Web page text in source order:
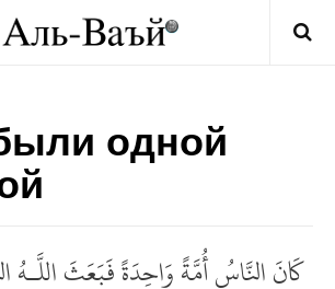
одной
كَانَ النَّاسُ أُمَّةً وَاحِدَةً فَبَعَثَ اللَّـهُ